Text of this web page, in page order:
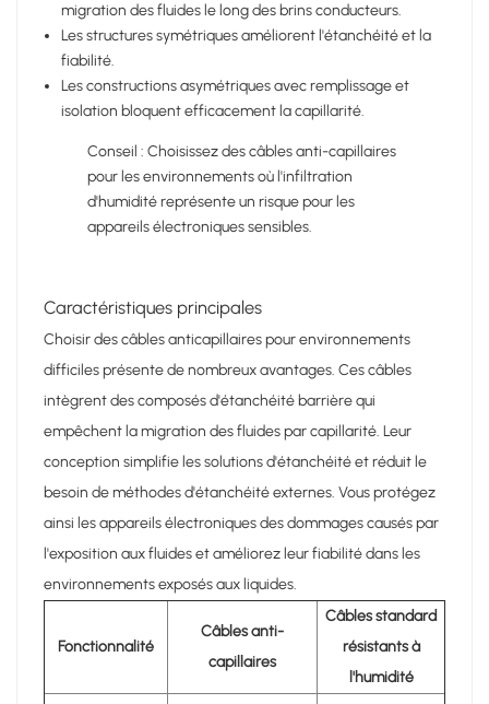
migration des fluides le long des brins conducteurs.
Les structures symétriques améliorent l'étanchéité et la
fiabilité.
Les constructions asymétriques avec remplissage et
isolation bloquent efficacement la capillarité.
Conseil : Choisissez des câbles anti-capillaires
pour les environnements où l'infiltration
d'humidité représente un risque pour les
appareils électroniques sensibles.
Caractéristiques principales
Choisir des câbles anticapillaires pour environnements
difficiles présente de nombreux avantages. Ces câbles
intègrent des composés d'étanchéité barrière qui
empêchent la migration des fluides par capillarité. Leur
conception simplifie les solutions d'étanchéité et réduit le
besoin de méthodes d'étanchéité externes. Vous protégez
ainsi les appareils électroniques des dommages causés par
l'exposition aux fluides et améliorez leur fiabilité dans les
environnements exposés aux liquides.
Fonctionnalité
Câbles anti-
capillaires
Câbles standard
résistants à
l'humidité